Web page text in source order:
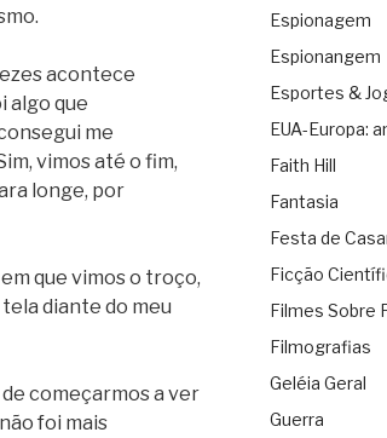
acontece
algo que
me
vimos até o fim,
longe, por
que vimos o troço,
diante do meu
começarmos a ver
foi mais
Espionagem
Espionangem
Esportes &
EUA-Europa:
Faith Hill
Fantasia
Festa de
Ficção
Filmes Sobre
Filmografias
Geléia Geral
Guerra